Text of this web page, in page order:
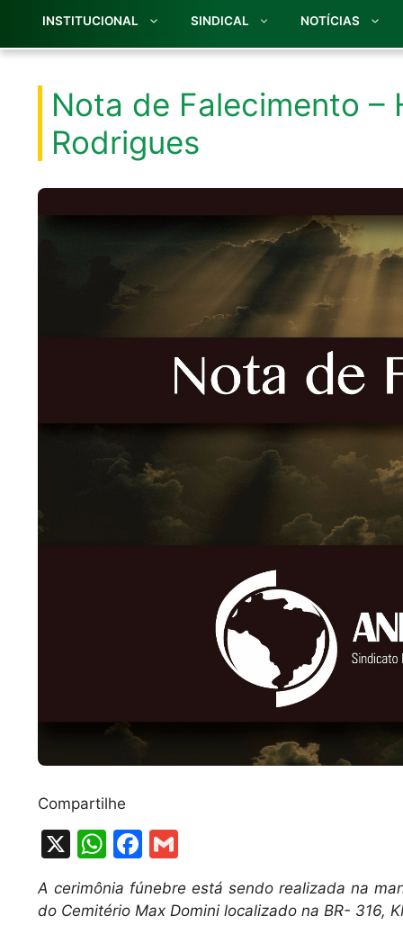
INSTITUCIONAL SINDICAL NOTÍCIAS
Nota de Falecimento –
Rodrigues
Compartilhe
X
W
h
at
F
a
c ai
A cerimônia fúnebre está sendo realizada na
do Cemitério Max Domini localizado na BR- 316,